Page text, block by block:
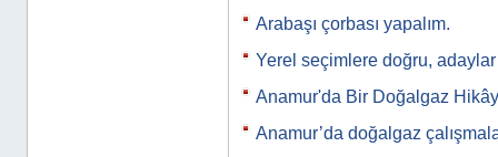
Arabaşı çorbası yapalım.
Yerel seçimlere doğru, adaylar
Anamur'da Bir Doğalgaz
Anamur’da doğalgaz